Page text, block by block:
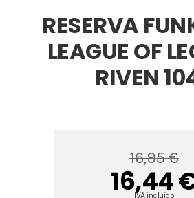
RESERVA
LEAGUE OF
RIVEN
16,95 €
16,44
IVA incluido